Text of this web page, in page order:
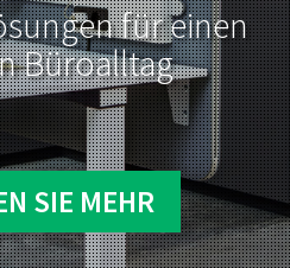
für einen
Büroalltag
SIE MEHR